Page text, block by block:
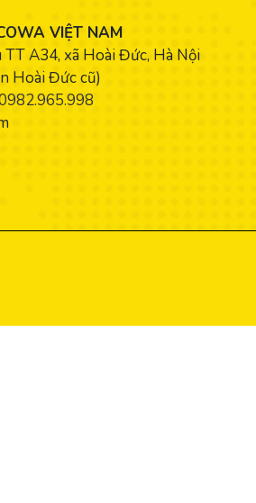
VIỆT NAM
TT A34, xã Hoài Đức, Hà Nội
Đức cũ)